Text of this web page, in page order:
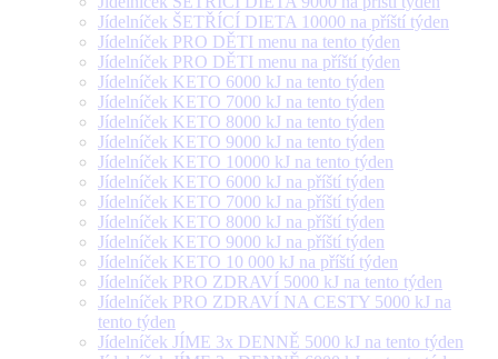
Jídelníček ŠETŘÍCÍ DIETA 10000 na příští týden
Jídelníček PRO DĚTI menu na tento týden
Jídelníček PRO DĚTI menu na příští týden
Jídelníček KETO 6000 kJ na tento týden
Jídelníček KETO 7000 kJ na tento týden
Jídelníček KETO 8000 kJ na tento týden
Jídelníček KETO 9000 kJ na tento týden
Jídelníček KETO 10000 kJ na tento týden
Jídelníček KETO 6000 kJ na příští týden
Jídelníček KETO 7000 kJ na příští týden
Jídelníček KETO 8000 kJ na příští týden
Jídelníček KETO 9000 kJ na příští týden
Jídelníček KETO 10 000 kJ na příští týden
Jídelníček PRO ZDRAVÍ 5000 kJ na tento týden
Jídelníček PRO ZDRAVÍ NA CESTY 5000 kJ na
tento týden
Jídelníček JÍME 3x DENNĚ 5000 kJ na tento týden